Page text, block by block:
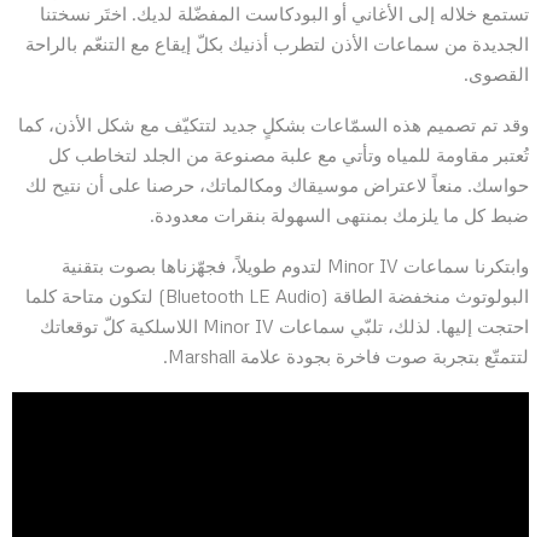
تستمع خلاله إلى الأغاني أو البودكاست المفضّلة لديك. اختَر نسختنا
الجديدة من سماعات الأذن لتطرب أذنيك بكلّ إيقاع مع التنعّم بالراحة
القصوى.
وقد تم تصميم هذه السمّاعات بشكلٍ جديد لتتكيّف مع شكل الأذن، كما
تُعتبر مقاومة للمياه وتأتي مع علبة مصنوعة من الجلد لتخاطب كل
حواسك. منعاً لاعتراض موسيقاك ومكالماتك، حرصنا على أن نتيح لك
ضبط كل ما يلزمك بمنتهى السهولة بنقرات معدودة.
وابتكرنا سماعات Minor IV لتدوم طويلاً، فجهّزناها بصوت بتقنية
البولوتوث منخفضة الطاقة (Bluetooth LE Audio) لتكون متاحة كلما
احتجت إليها. لذلك، تلبّي سماعات Minor IV اللاسلكية كلّ توقعاتك
لتتمتّع بتجربة صوت فاخرة بجودة علامة Marshall.